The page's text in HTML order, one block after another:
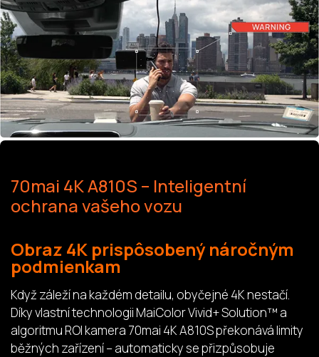
70mai 4K A810S – Inteligentní
ochrana vašeho vozu
Obraz 4K prispôsobený náročným
podmienkam
Když záleží na každém detailu, obyčejné 4K nestačí.
Díky vlastní technologii MaiColor Vivid+ Solution™ a
algoritmu ROI kamera 70mai 4K A810S překonává limity
běžných zařízení – automaticky se přizpůsobuje